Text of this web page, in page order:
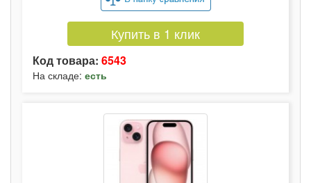
Купить в 1 клик
Код товара: 6543
На складе: есть